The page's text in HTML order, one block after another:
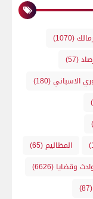
(1070)
(57)
الاسباني(180)
المظاليم(65)
وقضايا (6626)
(87)